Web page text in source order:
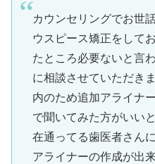
カウンセリングでお世
ウスピース矯正をして
たところ必要ないと言
に相談させていただき
内のため追加アライナ
で聞いてみた方がいい
在通ってる歯医者さん
アライナーの作成が出